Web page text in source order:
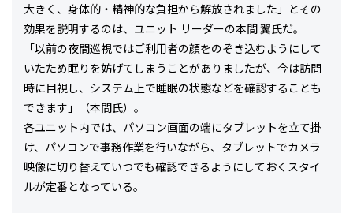
大きく、身体的・精神的な負担から解放されました」とその
効果を説明するのは、ユニット リーダーの本間 翼氏だ。
「以前の夜間巡視ではご利用者の顔をのぞき込むようにして
いたため眠りを妨げてしまうことがありましたが、今は訪問
時に目視し、システム上で睡眠の状態などを確認することも
できます」（本間氏）。
各ユニット内では、パソコン画面の端にタブレットを立て掛
け、パソコンで事務作業を行いながら、タブレットでカメラ
映像に切り替えていつでも確認できるようにしておくスタイ
ルが定番となっている。